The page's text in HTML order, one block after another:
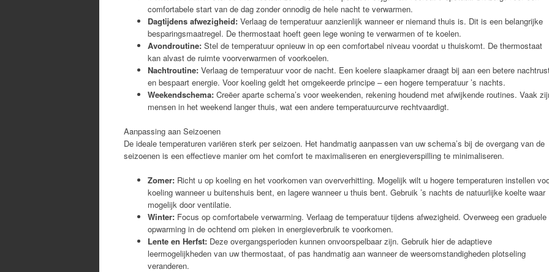
comfortabele start van de dag zonder onnodig de hele nacht te verwarmen.
Dagtijdens afwezigheid: Verlaag de temperatuur aanzienlijk wanneer er niemand thuis is. Dit is een belangrijke
besparingsmaatregel. De thermostaat hoeft geen lege woning te verwarmen of te koelen.
Avondroutine: Stel de temperatuur opnieuw in op een comfortabel niveau voordat u thuiskomt. De thermostaat
kan alvast de ruimte voorverwarmen of voorkoelen.
Nachtroutine: Verlaag de temperatuur voor de nacht. Een koelere slaapkamer draagt bij aan een betere
en bespaart energie. Voor koeling geldt het omgekeerde principe – een hogere temperatuur ’s nachts.
Weekendschema: Creëer aparte schema’s voor weekenden, rekening houdend met afwijkende routines. Vaak
mensen in het weekend langer thuis, wat een andere temperatuurcurve rechtvaardigt.
Aanpassing aan Seizoenen
De ideale temperaturen variëren sterk per seizoen. Het handmatig aanpassen van uw schema’s bij de overgang van de
seizoenen is een effectieve manier om het comfort te maximaliseren en energieverspilling te minimaliseren.
Zomer: Richt u op koeling en het voorkomen van oververhitting. Mogelijk wilt u hogere temperaturen instellen
koeling wanneer u buitenshuis bent, en lagere wanneer u thuis bent. Gebruik ’s nachts de natuurlijke koelte waar
mogelijk door ventilatie.
Winter: Focus op comfortabele verwarming. Verlaag de temperatuur tijdens afwezigheid. Overweeg een graduele
opwarming in de ochtend om pieken in energieverbruik te voorkomen.
Lente en Herfst: Deze overgangsperioden kunnen onvoorspelbaar zijn. Gebruik hier de adaptieve
leermogelijkheden van uw thermostaat, of pas handmatig aan wanneer de weersomstandigheden plotseling
veranderen.